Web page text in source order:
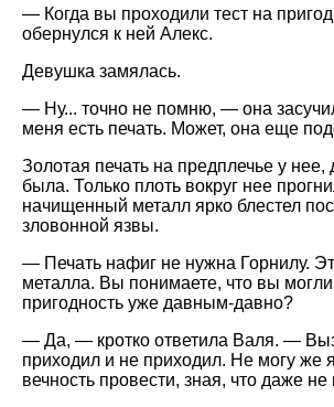
— Когда вы проходили тест на
обернулся к ней Алекс.
Девушка замялась.
— Ну... точно не помню, — она
меня есть печать. Может, она еще
Золотая печать на предплечье у нее,
была. Только плоть вокруг нее
начищенный металл ярко блестел
зловонной язвы.
— Печать нафиг не нужна Горнилу.
металла. Вы понимаете, что вы могли
пригодность уже давным-давно?
— Да, — кротко ответила Валя. —
приходил и не приходил. Не могу же
вечность провести, зная, что даже